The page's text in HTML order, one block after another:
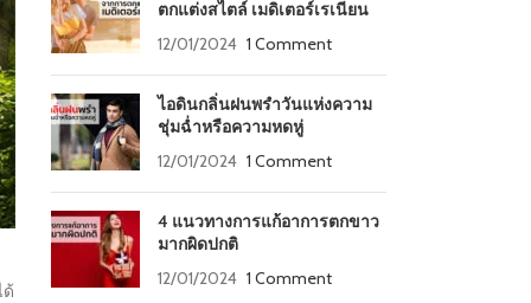
ตกแต่งสไตล์ เมดิเตอร์เรเนียน
12/01/2024 1 Comment
ไอดินกลิ่นฝนพรำวันแห่งความ
ชุ่มฉ่ำหรือความหดหู่
12/01/2024 1 Comment
4 แนวทางการแก้อาการตกขาว
มากผิดปกติ
12/01/2024 1 Comment